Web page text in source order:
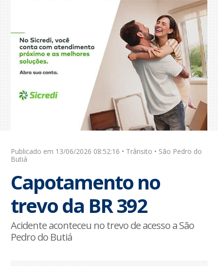
Publicado em 13/06/2026 08:52:16 • Trânsito • São Pedro do
Butiá
Capotamento no
trevo da BR 392
Acidente aconteceu no trevo de acesso a São
Pedro do Butiá